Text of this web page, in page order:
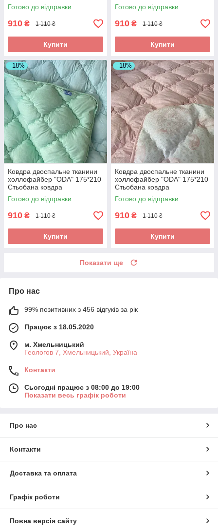
Готово до відправки
910 ₴ 1 110 ₴
Купити
Готово до відправки
910 ₴ 1 110 ₴
Купити
–18%
Ковдра двоспальне тканини
холлофайбер "ODA" 175*210
Стьобана ковдра
Готово до відправки
910 ₴ 1 110 ₴
Купити
–18%
Ковдра двоспальне тканини
холлофайбер "ODA" 175*210
Стьобана ковдра
Готово до відправки
910 ₴ 1 110 ₴
Купити
Показати ще
Про нас
99% позитивних з 456 відгуків за рік
Працює з 18.05.2020
м. Хмельницький
Геологов 7, Хмельницький, Україна
Контакти
Сьогодні працює з 08:00 до 19:00
Показати весь графік роботи
Про нас
Контакти
Доставка та оплата
Графік роботи
Повна версія сайту